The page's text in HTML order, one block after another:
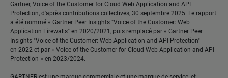
Gartner, Voice of the Customer for Cloud Web Application and API
Protection, d'après contributions collectives, 30 septembre 2025. Le rapport
a été nommé « Gartner Peer Insights "Voice of the Customer: Web
Application Firewalls" en 2020/2021, puis remplacé par « Gartner Peer
Insights "Voice of the Customer: Web Application and API Protection"
en 2022 et par « Voice of the Customer for Cloud Web Application and API
Protection » en 2023/2024.